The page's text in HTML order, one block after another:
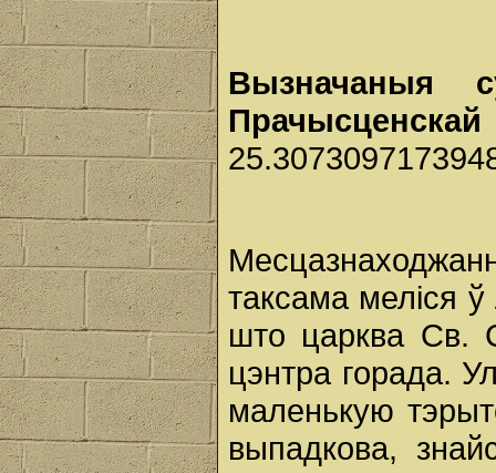
Вызначаныя
таксама меліся
што царква Св.
цэнтра горада.
маленькую
выпадкова,